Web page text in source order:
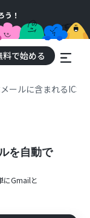
う！
料で始める
ールに含まれるICS
を自動で
にGmailと